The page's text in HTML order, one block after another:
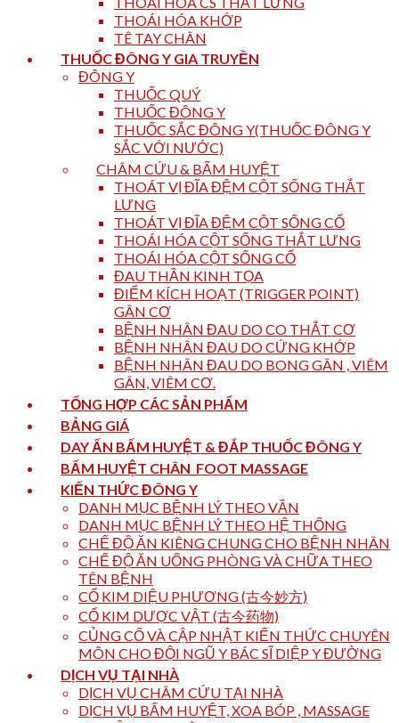
THOÁI HÓA KHỚP
TÊ TAY CHÂN
THUỐC ĐÔNG Y GIA TRUYỀN
ĐÔNG Y
THUỐC QUÝ
THUỐC ĐÔNG Y
THUỐC SẮC ĐÔNG Y(THUỐC ĐÔNG Y
SẮC VỚI NƯỚC)
CHÂM CỨU & BẤM HUYỆT
THOÁT VỊ ĐĨA ĐỆM CỘT SỐNG THẮT
LƯNG
THOÁT VỊ ĐĨA ĐỆM CỘT SỐNG CỔ
THOÁI HÓA CỘT SỐNG THẮT LƯNG
THOÁI HÓA CỘT SỐNG CỔ
ĐAU THẦN KINH TỌA
ĐIỂM KÍCH HOẠT (TRIGGER POINT)
GÂN CƠ
BỆNH NHÂN ĐAU DO CO THẮT CƠ
BỆNH NHÂN ĐAU DO CỨNG KHỚP
BỆNH NHÂN ĐAU DO BONG GÂN , VIÊM
GÂN, VIÊM CƠ.
TỔNG HỢP CÁC SẢN PHẨM
BẢNG GIÁ
DAY ẤN BẤM HUYỆT & ĐẮP THUỐC ĐÔNG Y
BẤM HUYỆT CHÂN_FOOT MASSAGE
KIẾN THỨC ĐÔNG Y
DANH MỤC BỆNH LÝ THEO VẦN
DANH MỤC BỆNH LÝ THEO HỆ THỐNG
CHẾ ĐỘ ĂN KIÊNG CHUNG CHO BỆNH NHÂN
CHẾ ĐỘ ĂN UỐNG PHÒNG VÀ CHỮA THEO
TÊN BỆNH
CỔ KIM DIỆU PHƯƠNG (古今妙方)
CỔ KIM DƯỢC VẬT (古今药物)
CỦNG CỐ VÀ CẬP NHẬT KIẾN THỨC CHUYÊN
MÔN CHO ĐỘI NGŨ Y BÁC SĨ DIỆP Y ĐƯỜNG
DỊCH VỤ TẠI NHÀ
DỊCH VỤ CHÂM CỨU TẠI NHÀ
DỊCH VỤ BẤM HUYỆT, XOA BÓP , MASSAGE